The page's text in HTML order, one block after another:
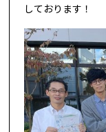
しております！